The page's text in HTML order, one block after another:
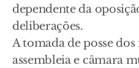
dependente da
deliberações.
A tomada de posse
assembleia e câmara